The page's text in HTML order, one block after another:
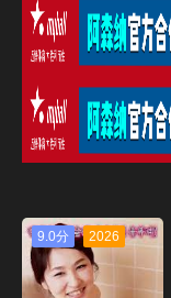
9.0分 2026